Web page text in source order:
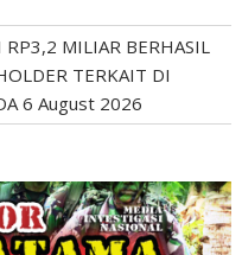
MILIAR BERHASIL
TERKAIT DI
6 August 2026